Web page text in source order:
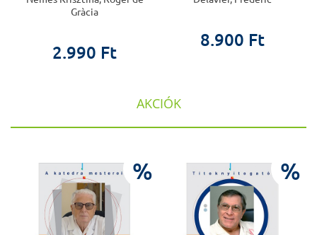
Gràcia
2.990 Ft
8.900 Ft
AKCIÓK
% %